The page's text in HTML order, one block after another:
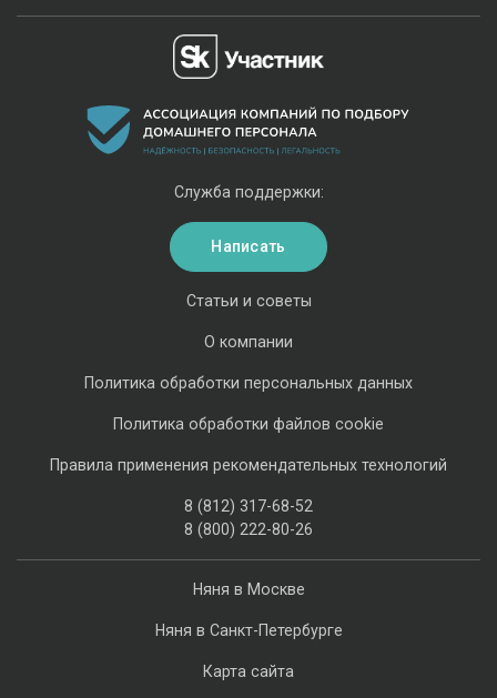
Няня в Москве
Няня в Санкт-Петербурге
Карта сайта
Статьи и советы
О компании
Политика обработки персональных данных
Политика обработки файлов cookie
Правила применения рекомендательных технологий
8 (812) 317-68-52
8 (800) 222-80-26
Служба поддержки:
Написать